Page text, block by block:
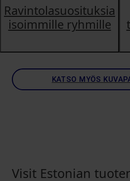
Ravintolasuosituksia
isoimmille ryhmille
KATSO MYÖS
Visit Estonian